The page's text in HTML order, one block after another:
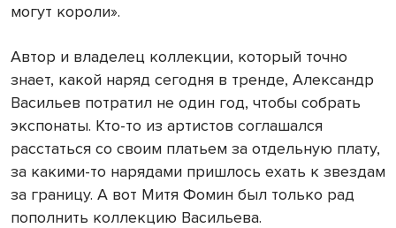
могут короли».
Автор и владелец коллекции, который точно
знает, какой наряд сегодня в тренде, Александр
Васильев потратил не один год, чтобы собрать
экспонаты. Кто-то из артистов соглашался
расстаться со своим платьем за отдельную плату,
за какими-то нарядами пришлось ехать к звездам
за границу. А вот Митя Фомин был только рад
пополнить коллекцию Васильева.